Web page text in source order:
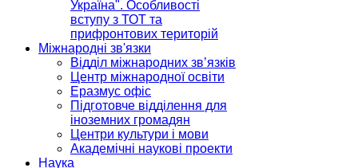
Україна". Особливості
вступу з ТОТ та
прифронтових територій
Міжнародні зв'язки
Відділ міжнародних зв’язків
Центр міжнародної освіти
Еразмус офіс
Підготовче відділення для
іноземних громадян
Центри культури і мови
Академічні наукові проекти
Наука